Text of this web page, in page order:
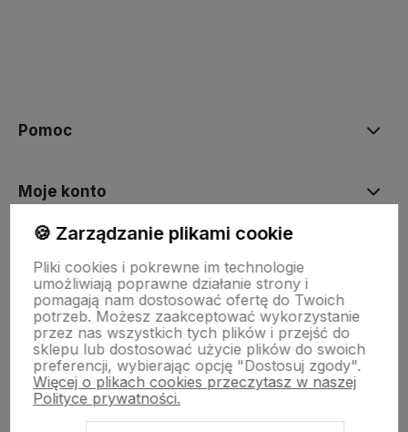
Pomoc
Moje konto
O nas
🍪 Zarządzanie plikami cookie
Pliki cookies i pokrewne im technologie
umożliwiają poprawne działanie strony i
pomagają nam dostosować ofertę do Twoich
potrzeb. Możesz zaakceptować wykorzystanie
przez nas wszystkich tych plików i przejść do
sklepu lub dostosować użycie plików do swoich
preferencji, wybierając opcję "Dostosuj zgody".
Więcej o plikach cookies przeczytasz w naszej
Polityce prywatności.